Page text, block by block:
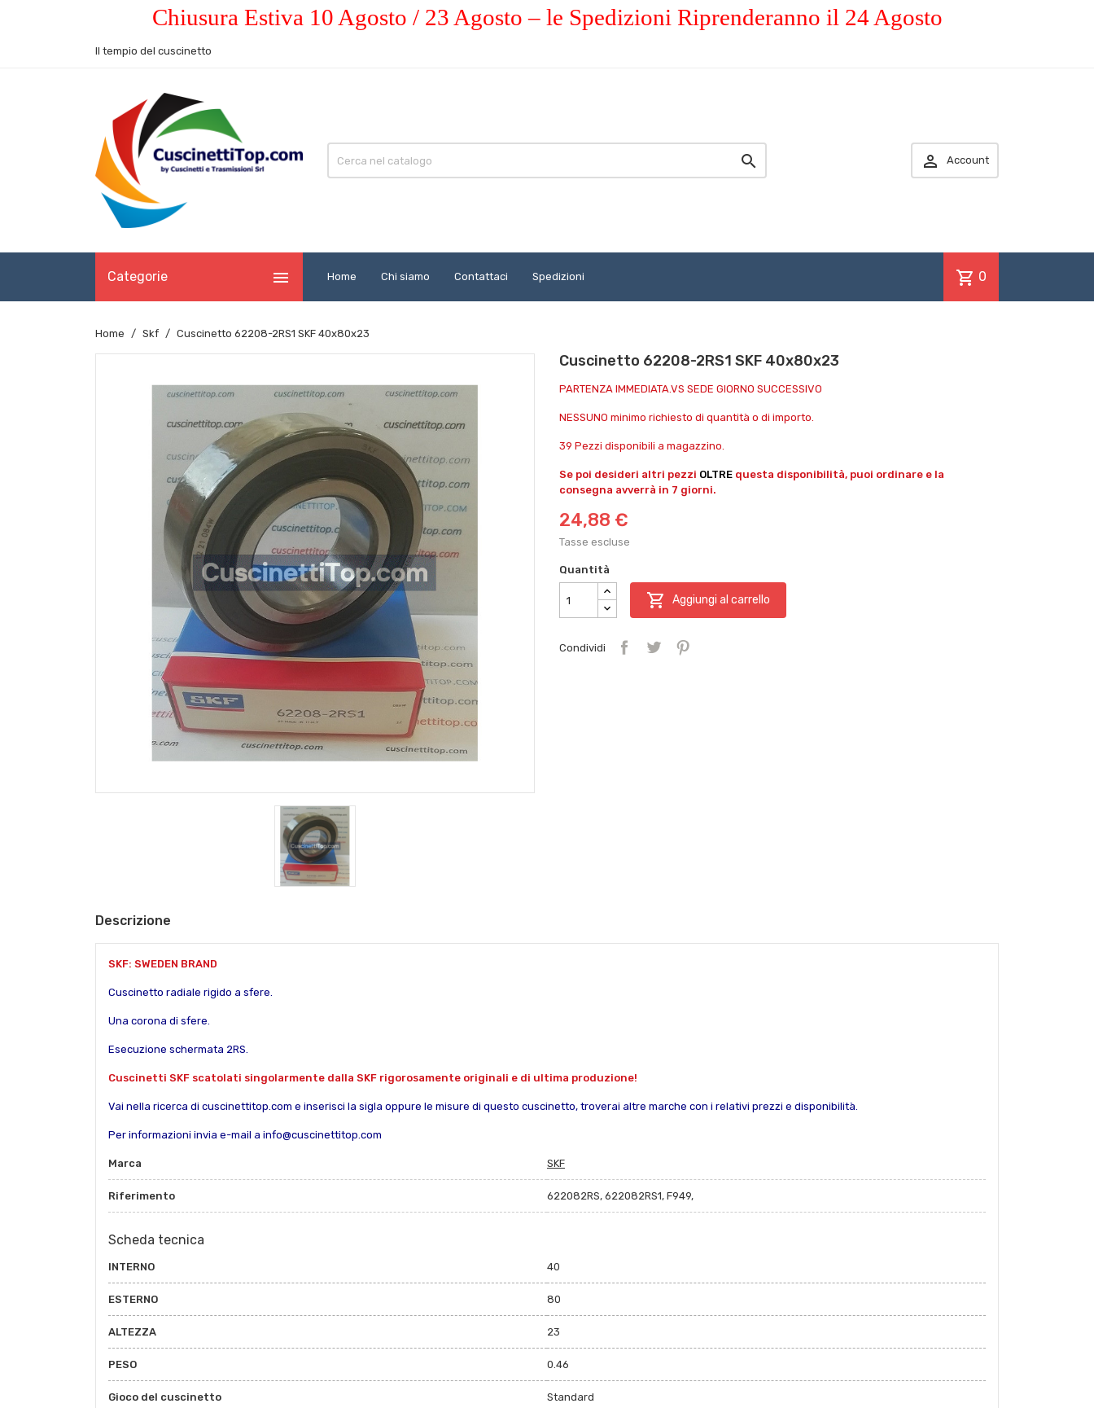
Chiusura Estiva 10 Agosto / 23 Agosto – le Spedizioni Riprenderanno il 24 Agosto
Il tempio del cuscinetto
  Account
Categorie  Home Chi siamo Contattaci Spedizioni shopping_cart 0
Home Skf Cuscinetto 62208-2RS1 SKF 40x80x23
Cuscinetto 62208-2RS1 SKF 40x80x23
PARTENZA IMMEDIATA.VS SEDE GIORNO SUCCESSIVO
NESSUNO minimo richiesto di quantità o di importo.
39 Pezzi disponibili a magazzino.
Se poi desideri altri pezzi OLTRE questa disponibilità, puoi ordinare e la
consegna avverrà in 7 giorni.
24,88 €
Tasse escluse
Quantità
 Aggiungi al carrello
Condividi
Descrizione
SKF: SWEDEN BRAND
Cuscinetto radiale rigido a sfere.
Una corona di sfere.
Esecuzione schermata 2RS.
Cuscinetti SKF scatolati singolarmente dalla SKF rigorosamente originali e di ultima produzione!
Vai nella ricerca di cuscinettitop.com e inserisci la sigla oppure le misure di questo cuscinetto, troverai altre marche con i relativi prezzi e disponibilità.
Per informazioni invia e-mail a info@cuscinettitop.com
Marca SKF
Riferimento 622082RS, 622082RS1, F949,
Scheda tecnica
INTERNO 40
ESTERNO 80
ALTEZZA 23
PESO 0.46
Gioco del cuscinetto Standard